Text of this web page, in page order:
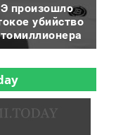
произошло
убийство